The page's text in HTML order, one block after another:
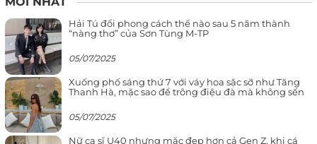
Hải Tú đổi phong cách thế nào sau 5 năm thành
“nàng thơ” của Sơn Tùng M-TP
05/07/2025
Xuống phố sáng thứ 7 với váy hoa sặc sỡ như Tăng
Thanh Hà, mặc sao để trông điệu đà mà không sến
05/07/2025
Nữ ca sĩ U40 nhưng mặc đẹp hơn cả Gen Z, khi cá